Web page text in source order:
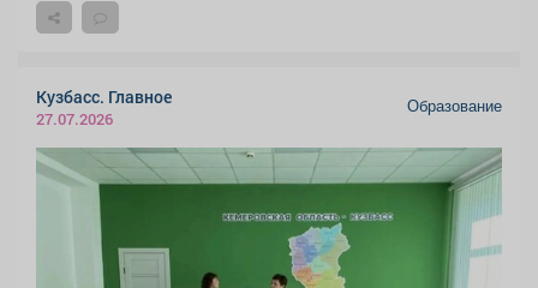
Кузбасс. Главное
27.07.2026
Образование